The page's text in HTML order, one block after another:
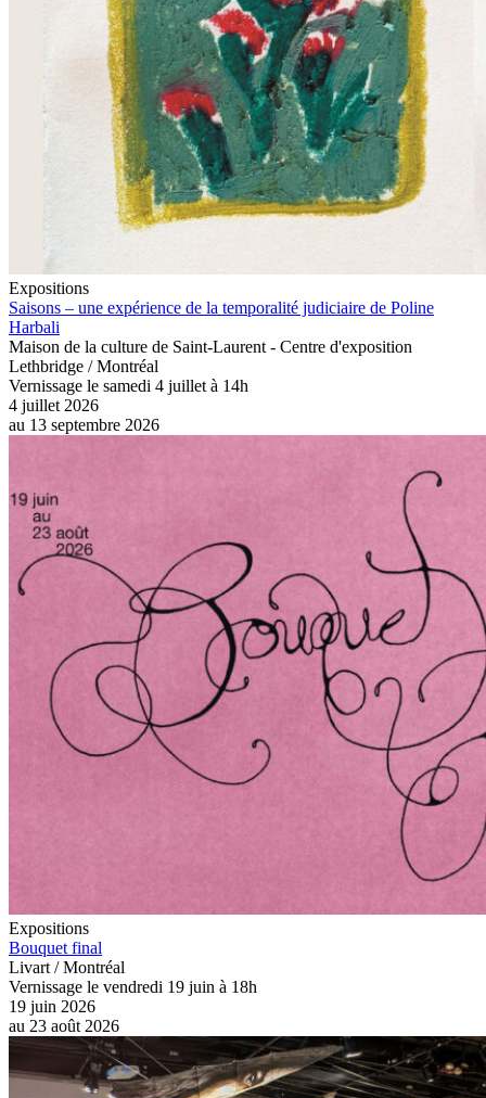
Expositions
Saisons – une expérience de la temporalité judiciaire de Poline
Harbali
Maison de la culture de Saint-Laurent - Centre d'exposition
Lethbridge / Montréal
Vernissage le samedi 4 juillet à 14h
4 juillet 2026
au 13 septembre 2026
Expositions
Bouquet final
Livart / Montréal
Vernissage le vendredi 19 juin à 18h
19 juin 2026
au 23 août 2026